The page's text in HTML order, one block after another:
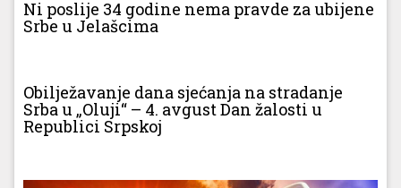
Ni poslije 34 godine nema pravde za ubijene
Srbe u Jelašcima
Obilježavanje dana sjećanja na stradanje
Srba u „Oluji“ – 4. avgust Dan žalosti u
Republici Srpskoj